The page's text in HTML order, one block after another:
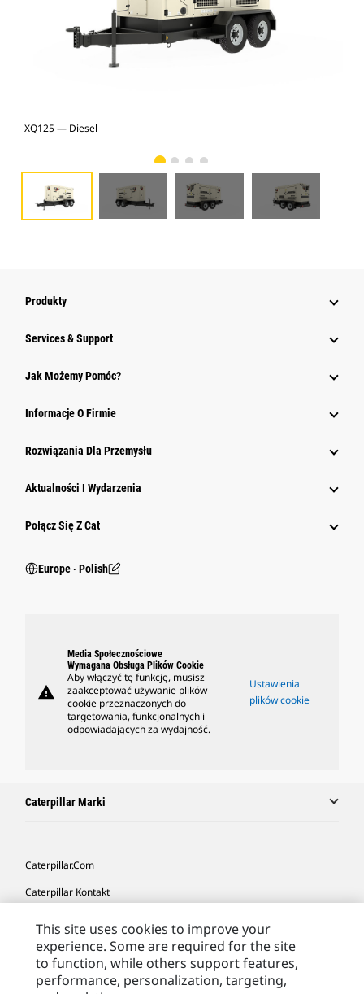
XQ125 — Diesel
Produkty
Services & Support
Jak Możemy Pomóc?
Informacje O Firmie
Rozwiązania Dla Przemysłu
Aktualności I Wydarzenia
Połącz Się Z Cat
Europe ‧ Polish
warning
Media Społecznościowe
Wymagana Obsługa Plików Cookie
Aby włączyć tę funkcję, musisz
zaakceptować używanie plików
cookie przeznaczonych do
targetowania, funkcjonalnych i
odpowiadających za wydajność.
Ustawienia
plików cookie
Caterpillar Marki
Caterpillar.com
Caterpillar Kontakt
Moje Preferencje Marketingowe
Site Map
This site uses cookies to improve your
experience. Some are required for the site
to function, while others support features,
performance, personalization, targeting,